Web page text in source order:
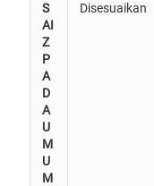
S
AI
Z
P
A
D
A
U
M
U
M
Disesuaikan